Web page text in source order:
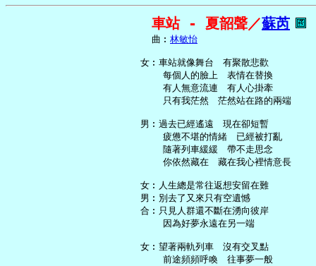
車站 - 夏韶聲／蘇芮
     曲︰
林敏怡
   女︰車站就像舞台　有聚散悲歡
       每個人的臉上　表情在替換
       有人無意流連　有人心掛牽
       只有我茫然　茫然站在路的兩端
   男︰過去已經遙遠　現在卻短暫
       疲憊不堪的情緒　已經被打亂
       隨著列車緩緩　帶不走思念
       你依然藏在　藏在我心裡情意長
   女︰人生總是常往返想安留在難
   男︰別去了又來只有空遺憾
   合︰只見人群還不斷在湧向彼岸
       因為好夢永遠在另一端
   女︰望著兩軌列車　沒有交叉點
       前途頻頻呼喚　往事夢一般